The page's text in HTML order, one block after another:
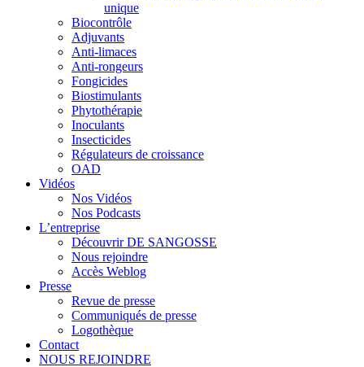
unique
Biocontrôle
Adjuvants
Anti-limaces
Anti-rongeurs
Fongicides
Biostimulants
Phytothérapie
Inoculants
Insecticides
Régulateurs de croissance
OAD
Vidéos
Nos Vidéos
Nos Podcasts
L’entreprise
Découvrir DE SANGOSSE
Nous rejoindre
Accès Weblog
Presse
Revue de presse
Communiqués de presse
Logothèque
Contact
NOUS REJOINDRE